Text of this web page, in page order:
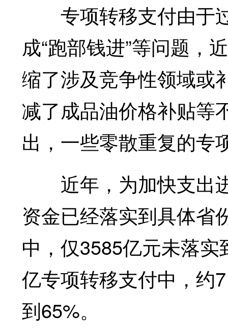
专项转移支付由于
成“跑部钱进”等问题，
缩了涉及竞争性领域或
减了成品油价格补贴等
出，一些零散重复的专
近年，为加快支出
资金已经落实到具体省
中，仅3585亿元未落
亿专项转移支付中，约
到65%。